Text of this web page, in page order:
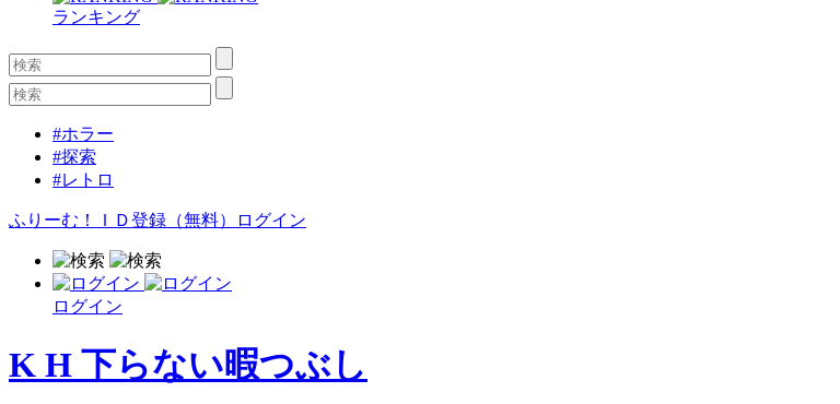
ランキング
#ホラー
#探索
#レトロ
ふりーむ！ＩＤ登録（無料） ログイン
ログイン
K H 下らない暇つぶし